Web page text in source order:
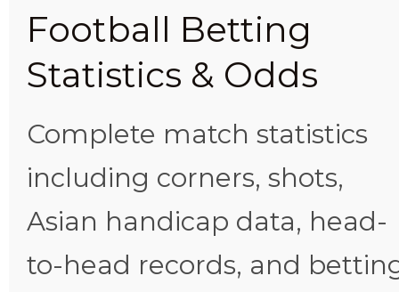
Football Betting
Statistics & Odds
Complete match statistics
including corners, shots,
Asian handicap data, head-
to-head records, and